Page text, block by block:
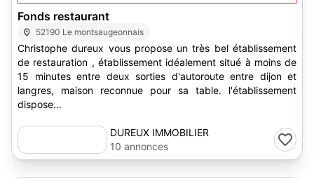
Fonds restaurant
52190 Le montsaugeonnais
Christophe dureux vous propose un très bel établissement
de restauration , établissement idéalement situé à moins de
15 minutes entre deux sorties d'autoroute entre dijon et
langres, maison reconnue pour sa table. l'établissement
dispose...
DUREUX IMMOBILIER
10 annonces